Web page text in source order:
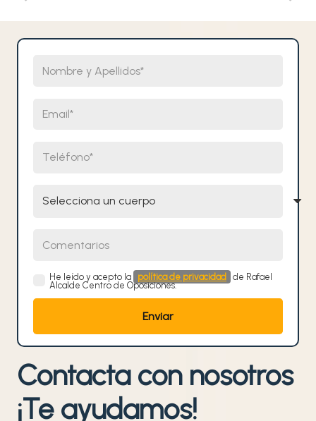
He leído y acepto la política de privacidad
de Rafael
Alcalde Centro de Oposiciones.
Contacta con nosotros
¡Te ayudamos!